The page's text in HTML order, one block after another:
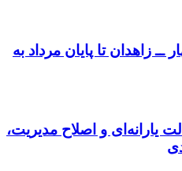
ــ زاهدان تا پایان مرداد به
یارانه‌ای و اصلاح مدیریت،